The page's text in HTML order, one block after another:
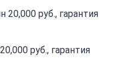
20,000 руб., гарантия
руб., гарантия